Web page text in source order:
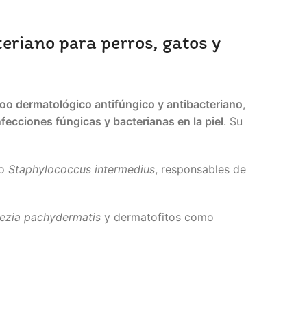
para perros, gatos y
dermatológico antifúngico y antibacteriano,
fúngicas y bacterianas en la piel. Su
Staphylococcus intermedius, responsables de
pachydermatis y dermatofitos como